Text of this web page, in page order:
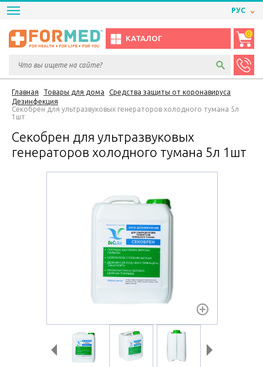
РУС
КАТАЛОГ
0
Главная Товары для дома
Средства защиты от коронавируса
Дезинфекция
Секобрен для ультразвуковых генераторов холодного тумана 5л
1шт
Секобрен для ультразвуковых
генераторов холодного тумана 5л 1шт